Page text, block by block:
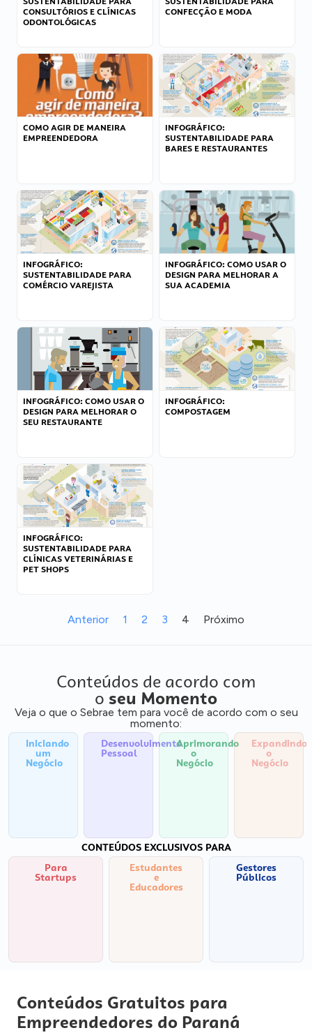
CONSULTÓRIOS E CLÍNICAS
ODONTOLÓGICAS
CONFECÇÃO E MODA
COMO AGIR DE MANEIRA
EMPREENDEDORA
INFOGRÁFICO:
SUSTENTABILIDADE PARA
BARES E RESTAURANTES
INFOGRÁFICO:
SUSTENTABILIDADE PARA
COMÉRCIO VAREJISTA
INFOGRÁFICO: COMO USAR O
DESIGN PARA MELHORAR A
SUA ACADEMIA
INFOGRÁFICO: COMO USAR O
DESIGN PARA MELHORAR O
SEU RESTAURANTE
INFOGRÁFICO:
COMPOSTAGEM
INFOGRÁFICO:
SUSTENTABILIDADE PARA
CLÍNICAS VETERINÁRIAS E
PET SHOPS
Anterior 1 2 3 4 Próximo
Conteúdos de acordo com
o seu Momento
Veja o que o Sebrae tem para você de acordo com o seu
momento:
Iniciando
um
Negócio
Desenvolvimento
Pessoal
Aprimorando
o
Negócio
Expandindo
o
Negócio
CONTEÚDOS EXCLUSIVOS PARA
Para
Startups
Estudantes
e
Educadores
Gestores
Públicos
Conteúdos Gratuitos para
Empreendedores do Paraná